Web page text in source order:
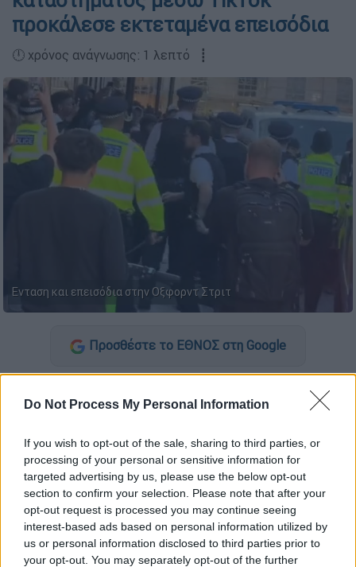
Do Not Process My Personal Information
If you wish to opt-out of the sale, sharing to third parties, or
processing of your personal or sensitive information for
targeted advertising by us, please use the below opt-out
section to confirm your selection. Please note that after your
opt-out request is processed you may continue seeing
interest-based ads based on personal information utilized by
us or personal information disclosed to third parties prior to
your opt-out. You may separately opt-out of the further
προκάλεσε εκτεταμένα επεισόδια
🕛 χρόνος ανάγνωσης: 1 λεπτό ┋
Ενταση και επεισόδια στην Οξφορντ Στριτ
Προσθέστε το ΕΘΝΟΣ στη Google
με
αθλητικά είδη σήμερα το μεσημέρι στην
τουΛονδίνου, που έγινε viral μέσω του
Snapchat και του TikTok, οδήγησεστην
συγκέντρωση εκατοντάδων ανθρώπων
μπροστά από το JD Sports που
ανταποκρίθηκαν στο κάλεσμα «rob JD
Sports».